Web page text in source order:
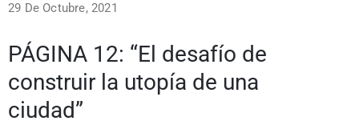
29 De Octubre, 2021
PÁGINA 12: “El desafío de
construir la utopía de una
ciudad”